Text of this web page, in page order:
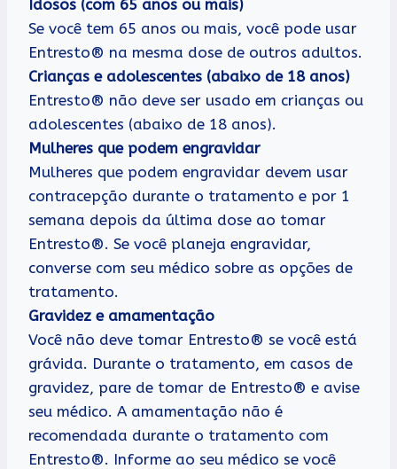
Idosos (com 65 anos ou mais)
Se você tem 65 anos ou mais, você pode usar
Entresto® na mesma dose de outros adultos.
Crianças e adolescentes (abaixo de 18 anos)
Entresto® não deve ser usado em crianças ou
adolescentes (abaixo de 18 anos).
Mulheres que podem engravidar
Mulheres que podem engravidar devem usar
contracepção durante o tratamento e por 1
semana depois da última dose ao tomar
Entresto®. Se você planeja engravidar,
converse com seu médico sobre as opções de
tratamento.
Gravidez e amamentação
Você não deve tomar Entresto® se você está
grávida. Durante o tratamento, em casos de
gravidez, pare de tomar de Entresto® e avise
seu médico. A amamentação não é
recomendada durante o tratamento com
Entresto®. Informe ao seu médico se você